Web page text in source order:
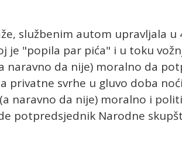
službenim autom upravljala u
je "popila par pića" i u toku
naravno da nije) moralno da
privatne svrhe u gluvo doba
naravno da nije) moralno i
potpredsjednik Narodne